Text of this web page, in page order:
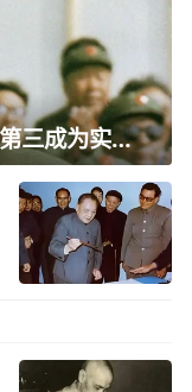
1978年邓小平如何从党内排名第三成为实际核心？